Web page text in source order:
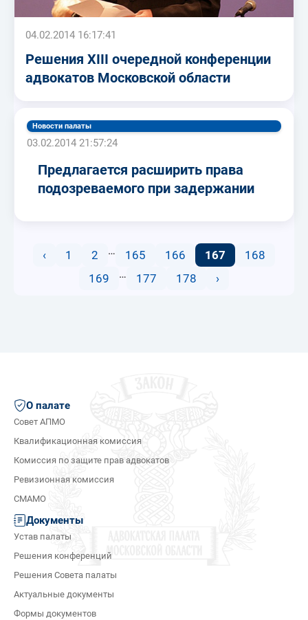
04.02.2014 16:17:41
Решения XIII очередной конференции
адвокатов Московской области
Новости палаты
03.02.2014 21:57:24
Предлагается расширить права
подозреваемого при задержании
‹ 1 2 … 165 166 167
168
169
… 177 178 ›
О палате
Совет АПМО
Квалификационная комиссия
Комиссия по защите прав адвокатов
Ревизионная комиссия
СМАМО
Документы
Устав палаты
Решения конференций
Решения Совета палаты
Актуальные документы
Формы документов